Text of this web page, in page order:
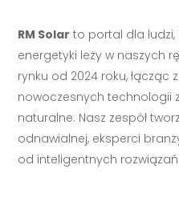
RM Solar to portal dla ludzi,
energetyki leży w naszych
rynku od 2024 roku, łącząc
nowoczesnych technologii
naturalne. Nasz zespół
odnawialnej, eksperci
od inteligentnych